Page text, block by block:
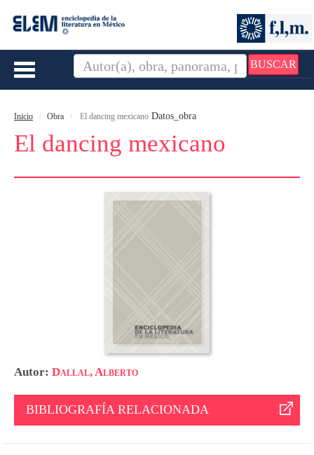
BUSCAR
Toggle
Inicio Obra El dancing mexicano Datos_obra
El dancing mexicano
Autor: Dallal, Alberto
BIBLIOGRAFÍA RELACIONADA